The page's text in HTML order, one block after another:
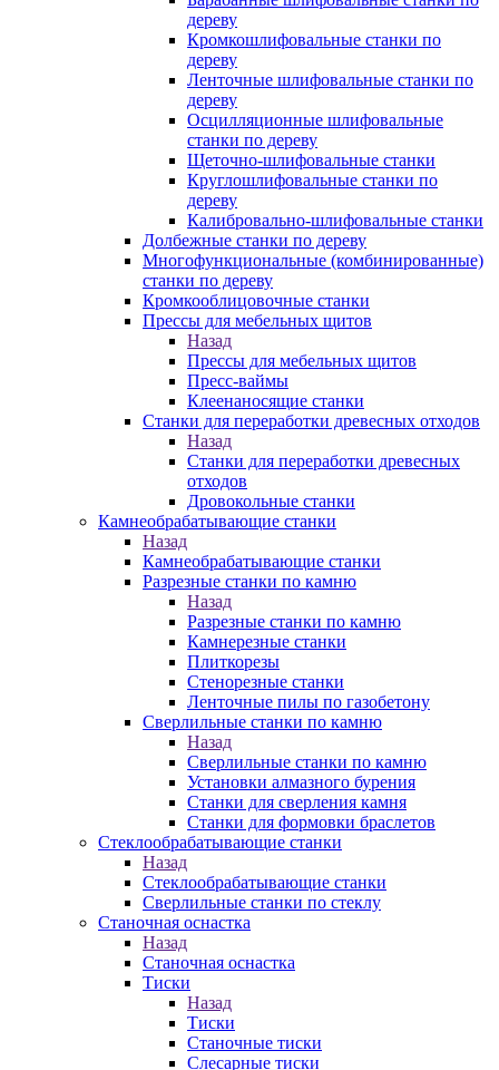
дереву
Кромкошлифовальные станки по
дереву
Ленточные шлифовальные станки по
дереву
Осцилляционные шлифовальные
станки по дереву
Щеточно-шлифовальные станки
Круглошлифовальные станки по
дереву
Калибровально-шлифовальные станки
Долбежные станки по дереву
Многофункциональные (комбинированные)
станки по дереву
Кромкооблицовочные станки
Прессы для мебельных щитов
Назад
Прессы для мебельных щитов
Пресс-ваймы
Клеенаносящие станки
Станки для переработки древесных отходов
Назад
Станки для переработки древесных
отходов
Дровокольные станки
Камнеобрабатывающие станки
Назад
Камнеобрабатывающие станки
Разрезные станки по камню
Назад
Разрезные станки по камню
Камнерезные станки
Плиткорезы
Стенорезные станки
Ленточные пилы по газобетону
Сверлильные станки по камню
Назад
Сверлильные станки по камню
Установки алмазного бурения
Станки для сверления камня
Станки для формовки браслетов
Стеклообрабатывающие станки
Назад
Стеклообрабатывающие станки
Сверлильные станки по стеклу
Станочная оснастка
Назад
Станочная оснастка
Тиски
Назад
Тиски
Станочные тиски
Слесарные тиски